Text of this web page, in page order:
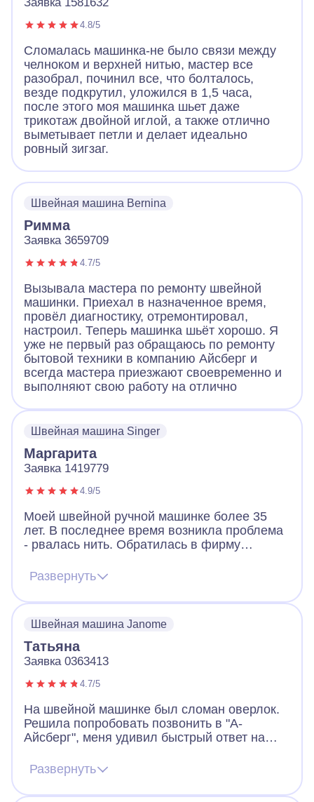
Заявка 1581632
4.8/5
Сломалась машинка-не было связи между
челноком и верхней нитью, мастер все
разобрал, починил все, что болталось,
везде подкрутил, уложился в 1,5 часа,
после этого моя машинка шьет даже
трикотаж двойной иглой, а также отлично
выметывает петли и делает идеально
ровный зигзаг.
Швейная машина Bernina
Римма
Заявка 3659709
4.7/5
Вызывала мастера по ремонту швейной
машинки. Приехал в назначенное время,
провёл диагностику, отремонтировал,
настроил. Теперь машинка шьёт хорошо. Я
уже не первый раз обращаюсь по ремонту
бытовой техники в компанию Айсберг и
всегда мастера приезжают своевременно и
выполняют свою работу на отлично
Швейная машина Singer
Маргарита
Заявка 1419779
4.9/5
Моей швейной ручной машинке более 35
лет. В последнее время возникла проблема
- рвалась нить. Обратилась в фирму
ящике), оператор ответил мне сразу.
Приглашенный специалист прибыл
вовремя, устранил проблему и выполнил
В настоящее время машинка работает
исправно. Я весьма благодарна мастеру за
выполненную работу!
Развернуть
Швейная машина Janome
Татьяна
Заявка 0363413
4.7/5
На швейной машинке был сломан оверлок.
Решила попробовать позвонить в "А-
Айсберг", меня удивил быстрый ответ на
быстро справился с устранением
неполадки. Дал рекомендации по уходу и
использованию. Вежливый, компетентный
Развернуть